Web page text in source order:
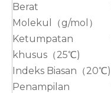
Berat
Molekul（g/mol）
Ketumpatan
khusus（25℃)
Indeks Biasan（20℃)
Penampilan